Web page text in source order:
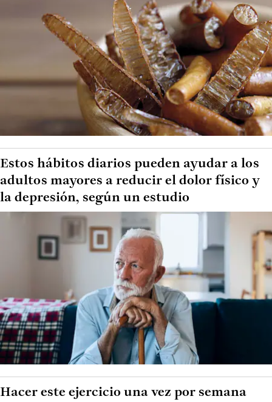
Estos hábitos diarios pueden ayudar a los
adultos mayores a reducir el dolor físico y
la depresión, según un estudio
Hacer este ejercicio una vez por semana